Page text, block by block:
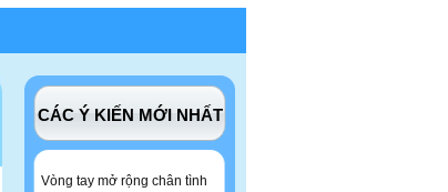
CÁC Ý KIẾN MỚI NHẤT
Vòng tay mở rộng chân tình